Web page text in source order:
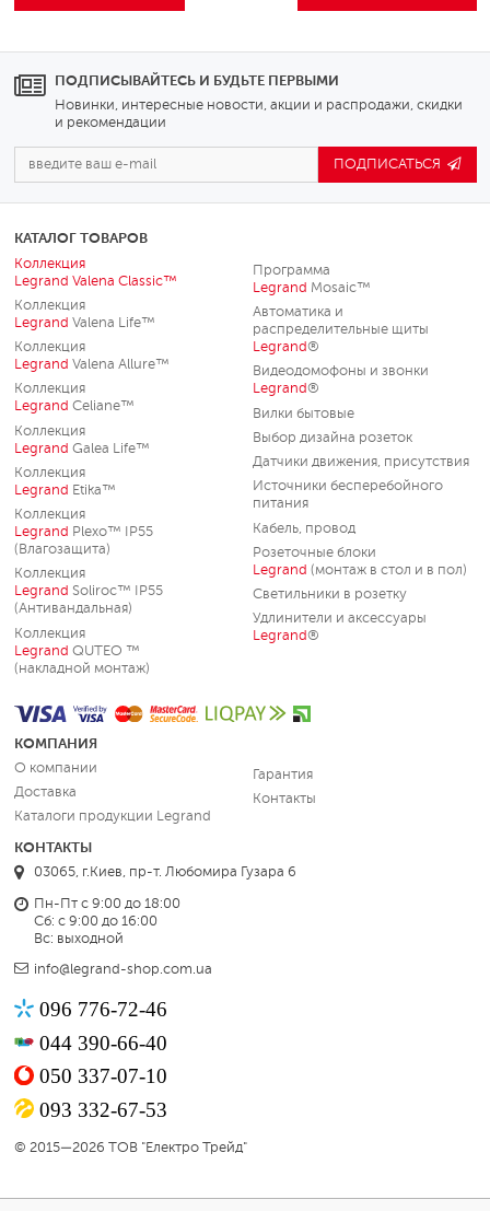
ПОДПИСЫВАЙТЕСЬ И БУДЬТЕ ПЕРВЫМИ
Новинки, интересные новости, акции и распродажи, скидки
и рекомендации
ПОДПИСАТЬСЯ
КОНТАКТЫ
03065, г.Киев, пр-т. Любомира Гузара 6
Пн-Пт с 9:00 до 18:00
Сб: с 9:00 до 16:00
Вс: выходной
info@legrand-shop.com.ua
096 776-72-46
044 390-66-40
050 337-07-10
093 332-67-53
© 2015—2026 ТОВ "Електро Трейд"
КОМПАНИЯ
О компании
Доставка
Каталоги продукции Legrand
Гарантия
Контакты
КАТАЛОГ ТОВАРОВ
Коллекция
Legrand Valena Classic™
Коллекция
Legrand Valena Life™
Коллекция
Legrand Valena Allure™
Коллекция
Legrand Celiane™
Коллекция
Legrand Galea Life™
Коллекция
Legrand Etika™
Коллекция
Legrand Plexo™ IP55
(Влагозащита)
Коллекция
Legrand Soliroc™ IP55
(Антивандальная)
Коллекция
Legrand QUTEO ™
(накладной монтаж)
Программа
Legrand Mosaic™
Автоматика и
распределительные щиты
Legrand®
Видеодомофоны и звонки
Legrand®
Вилки бытовые
Выбор дизайна розеток
Датчики движения, присутствия
Источники бесперебойного
питания
Кабель, провод
Розеточные блоки
Legrand (монтаж в стол и в пол)
Светильники в розетку
Удлинители и аксессуары
Legrand®